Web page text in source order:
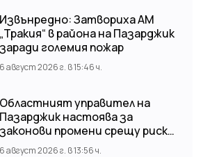
Извънредно: Затвориха АМ
„Тракия“ в района на Пазарджик
заради големия пожар
6 август 2026 г. в 15:46 ч.
Областният управител на
Пазарджик настоява за
законови промени срещу риска
от наводнения
6 август 2026 г. в 13:56 ч.